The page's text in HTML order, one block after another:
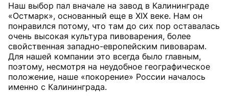
Наш выбор пал вначале на завод в Калининграде
«Остмарк», основанный еще в XIX веке. Нам он
понравился потому, что там до сих пор оставалась
очень высокая культура пивоварения, более
свойственная западно-европейским пивоварам.
Для нашей компании это всегда было главным,
поэтому, несмотря на неудобное географическое
положение, наше «покорение» России началось
именно с Калининграда.